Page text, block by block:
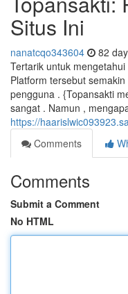
Situs Ini
nanatcqo343604 82
Tertarik untuk
Platform tersebut
pengguna . {Topansakti
sangat . Namun ,
https://
Comments
Comments
Submit a Comment
No HTML